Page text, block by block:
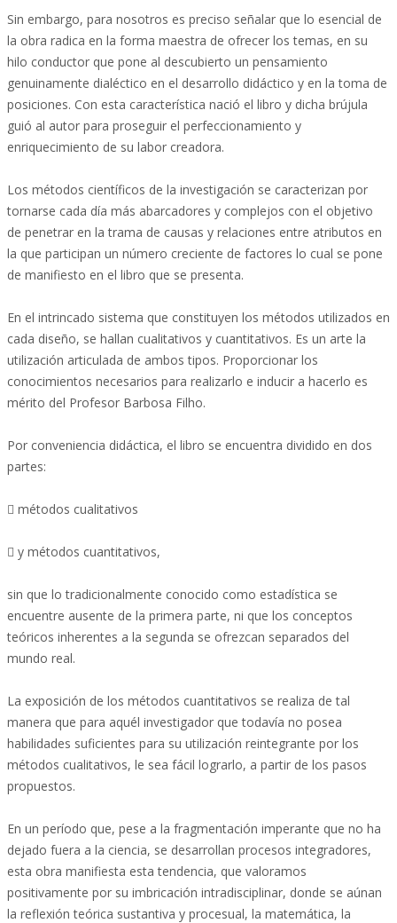
Sin embargo, para nosotros es preciso señalar que lo esencial de
la obra radica en la forma maestra de ofrecer los temas, en su
hilo conductor que pone al descubierto un pensamiento
genuinamente dialéctico en el desarrollo didáctico y en la toma de
posiciones. Con esta característica nació el libro y dicha brújula
guió al autor para proseguir el perfeccionamiento y
enriquecimiento de su labor creadora.
Los métodos científicos de la investigación se caracterizan por
tornarse cada día más abarcadores y complejos con el objetivo
de penetrar en la trama de causas y relaciones entre atributos en
la que participan un número creciente de factores lo cual se pone
de manifiesto en el libro que se presenta.
En el intrincado sistema que constituyen los métodos utilizados en
cada diseño, se hallan cualitativos y cuantitativos. Es un arte la
utilización articulada de ambos tipos. Proporcionar los
conocimientos necesarios para realizarlo e inducir a hacerlo es
mérito del Profesor Barbosa Filho.
Por conveniencia didáctica, el libro se encuentra dividido en dos
partes:
 métodos cualitativos
 y métodos cuantitativos,
sin que lo tradicionalmente conocido como estadística se
encuentre ausente de la primera parte, ni que los conceptos
teóricos inherentes a la segunda se ofrezcan separados del
mundo real.
La exposición de los métodos cuantitativos se realiza de tal
manera que para aquél investigador que todavía no posea
habilidades suficientes para su utilización reintegrante por los
métodos cualitativos, le sea fácil lograrlo, a partir de los pasos
propuestos.
En un período que, pese a la fragmentación imperante que no ha
dejado fuera a la ciencia, se desarrollan procesos integradores,
esta obra manifiesta esta tendencia, que valoramos
positivamente por su imbricación intradisciplinar, donde se aúnan
la reflexión teórica sustantiva y procesual, la matemática, la